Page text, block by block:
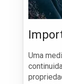
Uma